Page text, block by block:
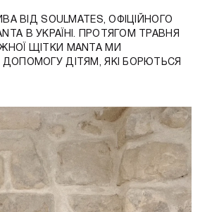
ВІД SOULMATES, ОФІЦІЙНОГО
В УКРАЇНІ. ПРОТЯГОМ ТРАВНЯ
ЩІТКИ MANTA МИ
ДОПОМОГУ ДІТЯМ, ЯКІ БОРЮТЬСЯ